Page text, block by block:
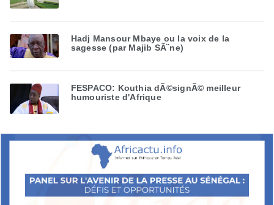
Hadj Mansour Mbaye ou la voix de la
sagesse (par Majib SÃ¨ne)
FESPACO: Kouthia dÃ©signÃ© meilleur
humouriste d'Afrique